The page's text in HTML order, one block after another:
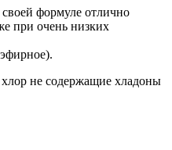
формуле отлично
при очень низких
не содержащие хладоны